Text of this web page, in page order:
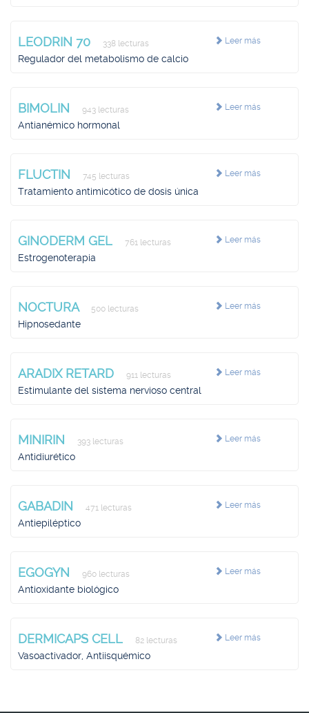
Leer más
LEODRIN 70 338 lecturas
Regulador del metabolismo de calcio
Leer más
BIMOLIN 943 lecturas
Antianémico hormonal
Leer más
FLUCTIN 745 lecturas
Tratamiento antimicótico de dosis única
Leer más
GINODERM GEL 761 lecturas
Estrogenoterapia
Leer más
NOCTURA 500 lecturas
Hipnosedante
Leer más
ARADIX RETARD 911 lecturas
Estimulante del sistema nervioso central
Leer más
MINIRIN 393 lecturas
Antidiurético
Leer más
GABADIN 471 lecturas
Antiepiléptico
Leer más
EGOGYN 960 lecturas
Antioxidante biológico
Leer más
DERMICAPS CELL 82 lecturas
Vasoactivador, Antiisquémico